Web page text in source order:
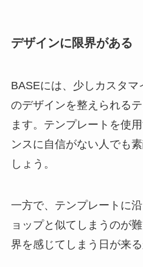
デザインに限界がある
BASEには、少しカスタ
のデザインを整えられる
ます。テンプレートを使
ンスに自信がない人でも
しょう。
一方で、テンプレートに
ョップと似てしまうのが
界を感じてしまう日が来る